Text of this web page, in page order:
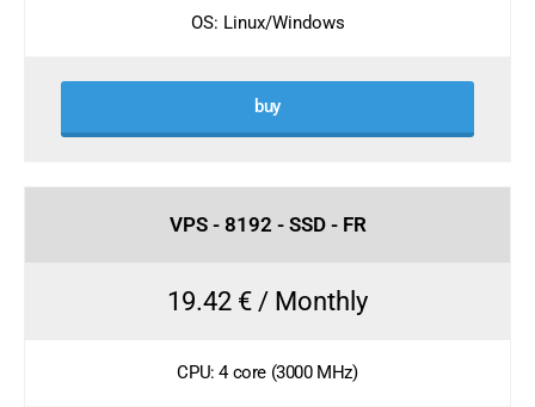
OS: Linux/Windows
buy
VPS - 8192 - SSD - FR
19.42 € / Monthly
CPU: 4 core (3000 MHz)